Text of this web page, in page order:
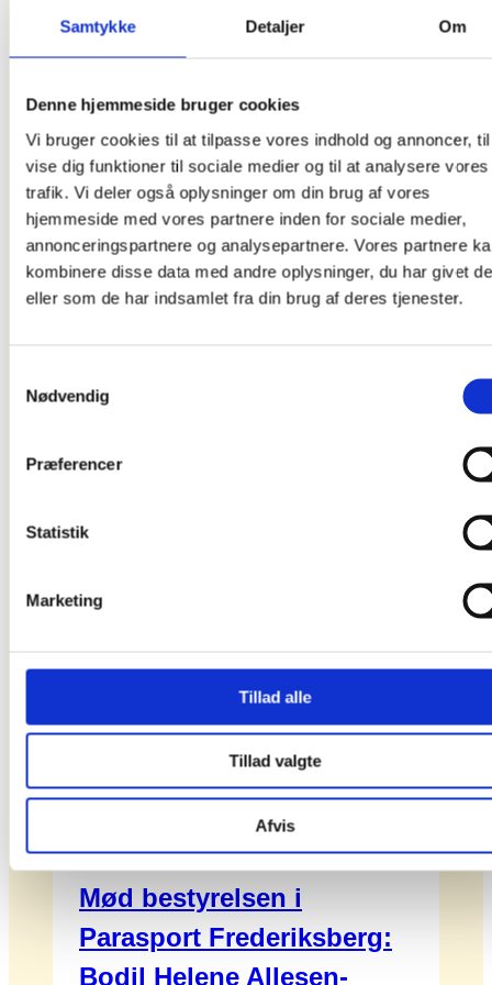
Samtykke Detaljer Om
Denne hjemmeside bruger cookies
Vi bruger cookies til at tilpasse vores indhold og annoncer,
vise dig funktioner til sociale medier og til at analysere vores
trafik. Vi deler også oplysninger om din brug af vores
hjemmeside med vores partnere inden for sociale medier,
annonceringspartnere og analysepartnere. Vores partnere
kombinere disse data med andre oplysninger, du har givet
eller som de har indsamlet fra din brug af deres tjenester.
Nødvendig
Præferencer
Statistik
Marketing
Tillad alle
Tillad valgte
Afvis
oplevelse for alle børn
Frederiksberg Falcons tog
Mød bestyrelsen i
Parasport Frederiksberg:
Bodil Helene Allesen-